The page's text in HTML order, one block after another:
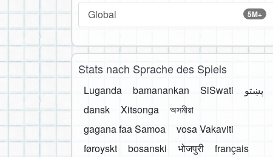
5M+
Global
Stats nach Sprache des Spiels
Luganda bamanankan SiSwati
پښتو
dansk
Xitsonga
অসমীয়া
gagana faa Samoa
vosa Vakaviti
føroyskt
bosanski भोजपुरी
français